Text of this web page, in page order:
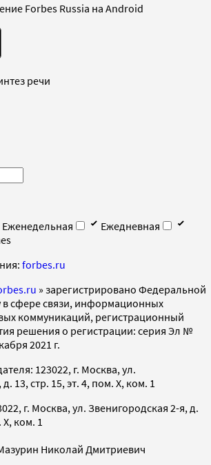
Forbes Russia на Android
речи
Еженедельная
Ежедневная
forbes.ru
» зарегистрировано Федеральной
в сфере связи, информационных
коммуникаций, регистрационный
решения о регистрации: серия Эл №
2021 г.
123022, г. Москва, ул.
13, стр. 15, эт. 4, пом. X, ком. 1
г. Москва, ул. Звенигородская 2-я, д.
ком. 1
Николай Дмитриевич